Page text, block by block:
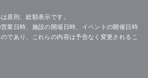
原則、総額表示です。
業日時、施設の開場日時、イベントの開催日時
であり、これらの内容は予告なく変更されるこ